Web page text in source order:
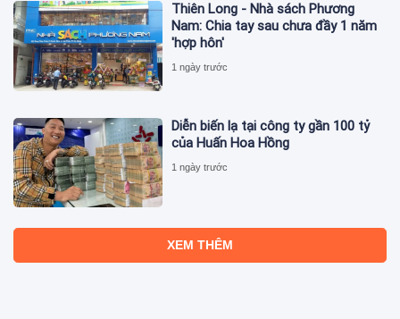
Thiên Long - Nhà sách Phương
Nam: Chia tay sau chưa đầy 1 năm
'hợp hôn'
1 ngày trước
Diễn biến lạ tại công ty gần 100 tỷ
của Huấn Hoa Hồng
1 ngày trước
XEM THÊM